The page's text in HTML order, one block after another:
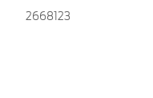
2668123